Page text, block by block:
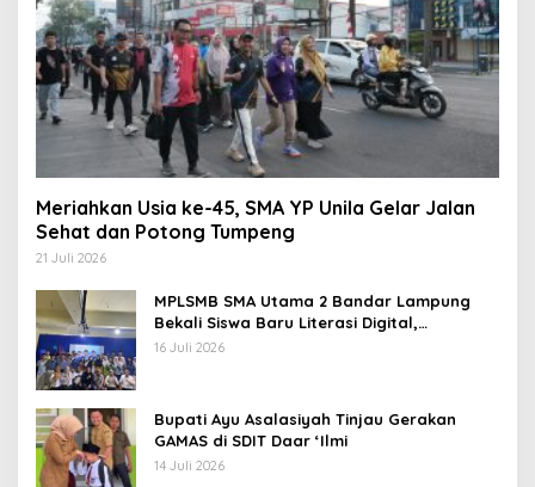
Meriahkan Usia ke-45, SMA YP Unila Gelar Jalan
Sehat dan Potong Tumpeng
21 Juli 2026
MPLSMB SMA Utama 2 Bandar Lampung
Bekali Siswa Baru Literasi Digital,
Jurnalistik, dan Etika Bermedia Sosial
16 Juli 2026
Bupati Ayu Asalasiyah Tinjau Gerakan
GAMAS di SDIT Daar ‘Ilmi
14 Juli 2026